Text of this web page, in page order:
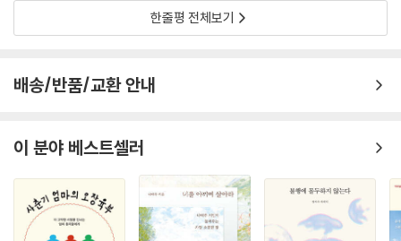
한줄평 전체보기
배송/반품/교환 안내
이 분야 베스트셀러